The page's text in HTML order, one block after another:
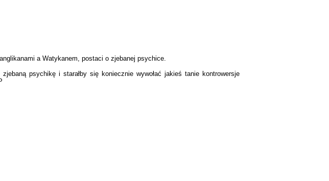
a Watykanem, postaci o zjebanej psychice.
psychikę i starałby się koniecznie wywołać jakieś tanie kontrowersje